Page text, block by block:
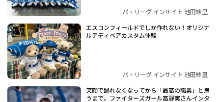
パ・リーグ インサイト 池田紗里
エスコンフィールドでしか作れない！オリジナ
ルテディベアカスタム体験
パ・リーグ インサイト 池田紗里
笑顔で踊れなくなってから「最高の職業」と思
うまで。ファイターズガール高野実さんインタ